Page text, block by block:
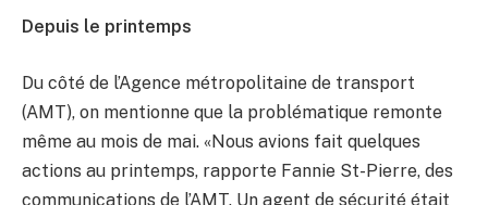
Depuis le printemps
Du côté de l’Agence métropolitaine de transport
(AMT), on mentionne que la problématique remonte
même au mois de mai. «Nous avions fait quelques
actions au printemps, rapporte Fannie St-Pierre, des
communications de l’AMT. Un agent de sécurité était